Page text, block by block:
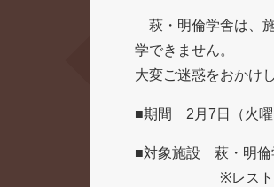
萩・明倫学舎は、
学できません。
大変ご迷惑をおかけ
■期間 2月7日（火曜
■対象施設 萩・明倫
※レストラン・